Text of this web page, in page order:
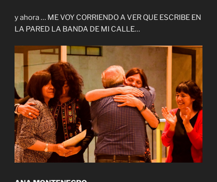
y ahora … ME VOY CORRIENDO A VER QUE ESCRIBE EN
LA PARED LA BANDA DE MI CALLE…